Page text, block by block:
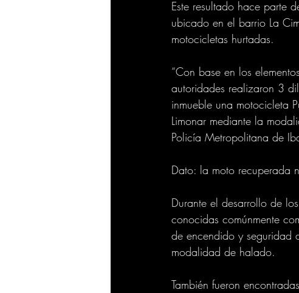
Este resultado hace parte
ubicado en el barrio La
motocicletas hurtadas.
“Con base en los
autoridades realizaron 3
inmueble una motocicleta
Limonar mediante la
Policía Metropolitana de
Dato: la moto recuperada
Durante el desarrollo de
conocidas comúnmente
de encendido y seguridad
modalidad de halado.
También fueron